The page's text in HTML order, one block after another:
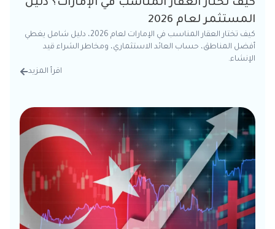
كيف تختار العقار المناسب في الإمارات؟ دليل
المستثمر لعام 2026
كيف تختار العقار المناسب في الإمارات لعام 2026، دليل شامل يغطي
أفضل المناطق، حساب العائد الاستثماري، ومخاطر الشراء قيد
الإنشاء.
اقرأ المزيد